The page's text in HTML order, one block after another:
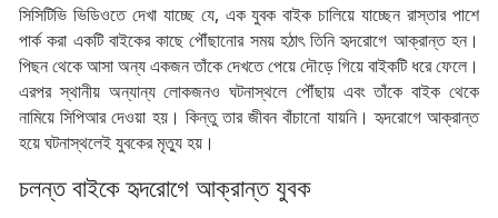
সিসিটিভি ভিডিওতে দেখা যাচ্ছে যে, এক যুবক বাইক চালিয়ে যাচ্ছেন রাস্তার পাশে
পার্ক করা একটি বাইকের কাছে পৌঁছানোর সময় হঠাৎ তিনি হৃদরোগে আক্রান্ত হন।
পিছন থেকে আসা অন্য একজন তাঁকে দেখতে পেয়ে দৌড়ে গিয়ে বাইকটি ধরে ফেলে।
এরপর স্থানীয় অন্যান্য লোকজনও ঘটনাস্থলে পৌঁছায় এবং তাঁকে বাইক থেকে
নামিয়ে সিপিআর দেওয়া হয়। কিন্তু তার জীবন বাঁচানো যায়নি। হৃদরোগে আক্রান্ত
হয়ে ঘটনাস্থলেই যুবকের মৃত্যু হয়।
চলন্ত বাইকে হৃদরোগে আক্রান্ত যুবক